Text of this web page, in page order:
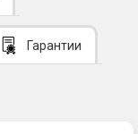
Гарантии